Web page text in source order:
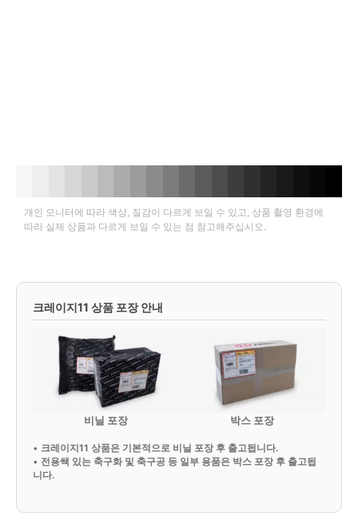
개인 모니터에 따라 색상, 질감이 다르게 보일 수 있고, 상품 촬영 환경에
따라 실제 상품과 다르게 보일 수 있는 점 참고해주십시오.
크레이지11 상품 포장 안내
비닐 포장 박스 포장
• 크레이지11 상품은 기본적으로 비닐 포장 후 출고됩니다.
• 전용쌕 있는 축구화 및 축구공 등 일부 용품은 박스 포장 후 출고됩
니다.